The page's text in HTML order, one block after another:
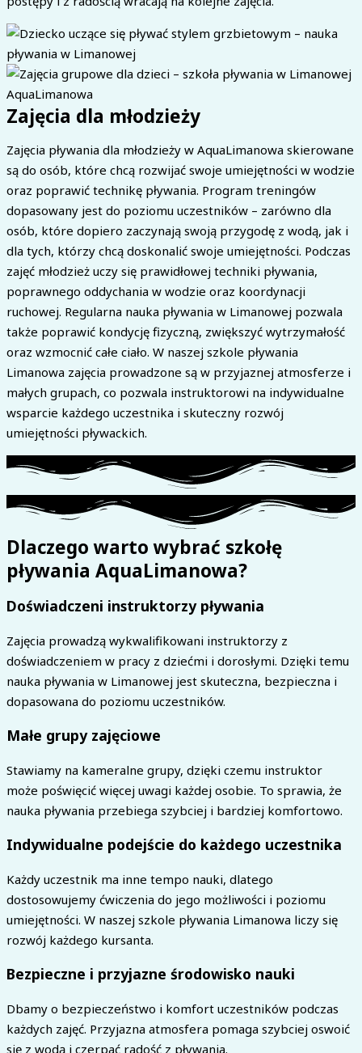
Zajęcia dla młodzieży
Zajęcia pływania dla młodzieży w AquaLimanowa skierowane
są do osób, które chcą rozwijać swoje umiejętności w wodzie
oraz poprawić technikę pływania. Program treningów
dopasowany jest do poziomu uczestników – zarówno dla
osób, które dopiero zaczynają swoją przygodę z wodą, jak i
dla tych, którzy chcą doskonalić swoje umiejętności. Podczas
zajęć młodzież uczy się prawidłowej techniki pływania,
poprawnego oddychania w wodzie oraz koordynacji
ruchowej. Regularna nauka pływania w Limanowej pozwala
także poprawić kondycję fizyczną, zwiększyć wytrzymałość
oraz wzmocnić całe ciało. W naszej szkole pływania
Limanowa zajęcia prowadzone są w przyjaznej atmosferze i
małych grupach, co pozwala instruktorowi na indywidualne
wsparcie każdego uczestnika i skuteczny rozwój
umiejętności pływackich.
Dlaczego warto wybrać szkołę
pływania AquaLimanowa?
Doświadczeni instruktorzy pływania
Zajęcia prowadzą wykwalifikowani instruktorzy z
doświadczeniem w pracy z dziećmi i dorosłymi. Dzięki temu
nauka pływania w Limanowej jest skuteczna, bezpieczna i
dopasowana do poziomu uczestników.
Małe grupy zajęciowe
Stawiamy na kameralne grupy, dzięki czemu instruktor
może poświęcić więcej uwagi każdej osobie. To sprawia, że
nauka pływania przebiega szybciej i bardziej komfortowo.
Indywidualne podejście do każdego uczestnika
Każdy uczestnik ma inne tempo nauki, dlatego
dostosowujemy ćwiczenia do jego możliwości i poziomu
umiejętności. W naszej szkole pływania Limanowa liczy się
rozwój każdego kursanta.
Bezpieczne i przyjazne środowisko nauki
Dbamy o bezpieczeństwo i komfort uczestników podczas
każdych zajęć. Przyjazna atmosfera pomaga szybciej oswoić
się z wodą i czerpać radość z pływania.